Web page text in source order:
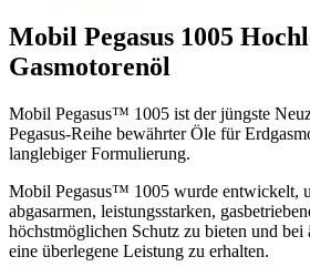
Mobil Pegasus 1005
Gasmotorenöl
Mobil Pegasus™ 1005 ist der jüngste
Pegasus-Reihe bewährter Öle für
langlebiger Formulierung.
Mobil Pegasus™ 1005 wurde entwickelt,
abgasarmen, leistungsstarken,
höchstmöglichen Schutz zu bieten und
eine überlegene Leistung zu erhalten.